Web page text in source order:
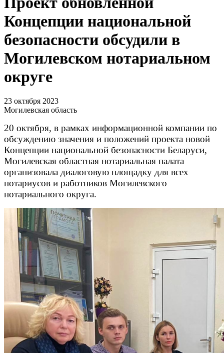
Концепции национальной
безопасности обсудили в
Могилевском нотариальном
округе
23 октября 2023
Могилевская область
20 октября, в рамках информационной компании по
обсуждению значения и положений проекта новой
Концепции национальной безопасности Беларуси,
Могилевская областная нотариальная палата
организовала диалоговую площадку для всех
нотариусов и работников Могилевского
нотариального округа.